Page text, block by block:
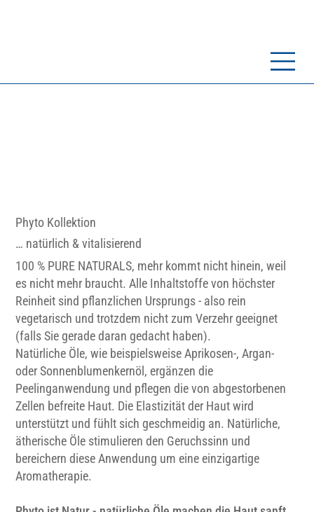
Phyto Kollektion
… natürlich & vitalisierend
100 % PURE NATURALS, mehr kommt nicht hinein, weil
es nicht mehr braucht. Alle Inhaltstoffe von höchster
Reinheit sind pflanzlichen Ursprungs - also rein
vegetarisch und trotzdem nicht zum Verzehr geeignet
(falls Sie gerade daran gedacht haben).
Natürliche Öle, wie beispielsweise Aprikosen-, Argan-
oder Sonnenblumenkernöl, ergänzen die
Peelinganwendung und pflegen die von abgestorbenen
Zellen befreite Haut. Die Elastizität der Haut wird
unterstützt und fühlt sich geschmeidig an. Natürliche,
ätherische Öle stimulieren den Geruchssinn und
bereichern diese Anwendung um eine einzigartige
Aromatherapie.